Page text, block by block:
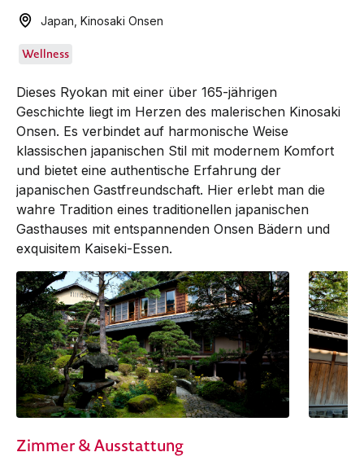
Japan ,Kinosaki Onsen
Wellness
Dieses Ryokan mit einer über 165-jährigen
Geschichte liegt im Herzen des malerischen Kinosaki
Onsen. Es verbindet auf harmonische Weise
klassischen japanischen Stil mit modernem Komfort
und bietet eine authentische Erfahrung der
japanischen Gastfreundschaft. Hier erlebt man die
wahre Tradition eines traditionellen japanischen
Gasthauses mit entspannenden Onsen Bädern und
exquisitem Kaiseki-Essen.
Zimmer & Ausstattung